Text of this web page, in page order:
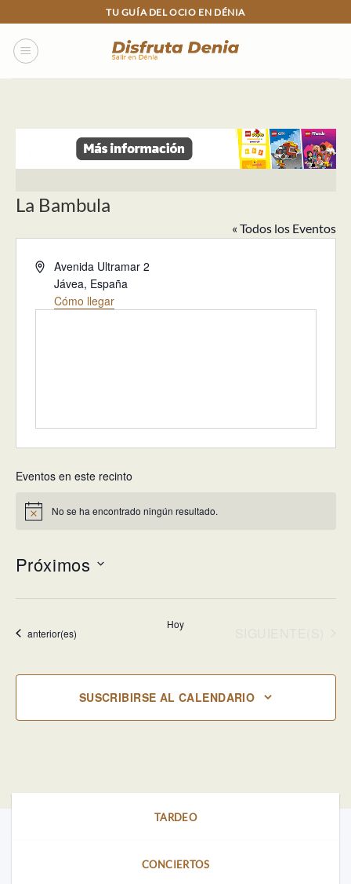
to
content
TU GUÍA DEL OCIO EN DÉNIA
La Bambula
« Todos los Eventos
Dirección
Avenida Ultramar 2
Jávea, España
Cómo llegar
Eventos en este recinto
Aviso No se ha encontrado ningún resultado.
Próximos
fecha.
Eventos
anterior(es)
Hoy
SUSCRIBIRSE AL CALENDARIO
TARDEO
CONCIERTOS